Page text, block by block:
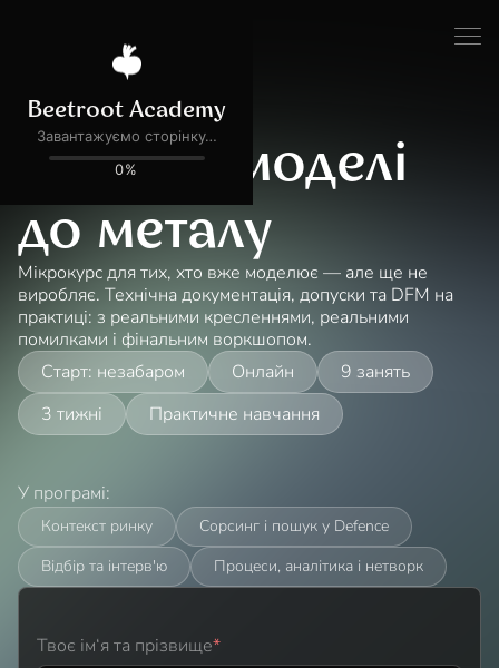
Defence TechНовий напрям
Від 3D- моделі
до металу
Мікрокурс для тих, хто вже моделює — але ще не
виробляє. Технічна документація, допуски та DFM на
практиці: з реальними кресленнями, реальними
помилками і фінальним воркшопом.
Старт: незабаром
Онлайн
9 занять
3 тижні
Практичне навчання
У програмі:
Контекст ринку
Сорсинг і пошук у Defence
Відбір та інтерв'ю
Процеси, аналітика і нетворк
Твоє ім‘я та прізвище*